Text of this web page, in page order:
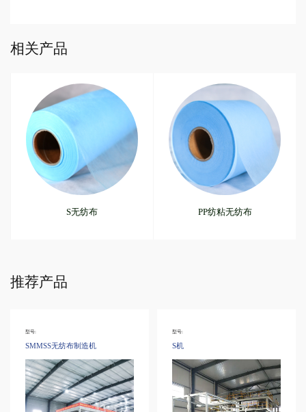
相关产品
推荐产品
布制造机